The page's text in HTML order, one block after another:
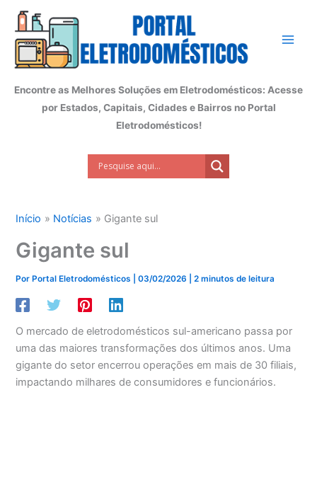
conteúdo
Encontre as Melhores Soluções em Eletrodomésticos: Acesse
por Estados, Capitais, Cidades e Bairros no Portal
Eletrodomésticos!
Início Notícias Gigante sul
Gigante sul
PorPortal Eletrodomésticos |03/02/2026 |2 minutos de leitura
O mercado de eletrodomésticos sul-americano passa por
uma das maiores transformações dos últimos anos. Uma
gigante do setor encerrou operações em mais de 30 filiais,
impactando milhares de consumidores e funcionários.